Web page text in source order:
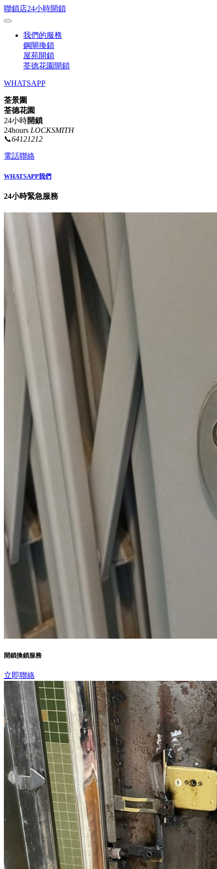
聯鎖店24小時開鎖
我們的服務
鋼閘換鎖
屋苑開鎖
荃德花園開鎖
WHATSAPP
荃景圍
荃德花園
24小時開鎖
24hours LOCKSMITH
📞64121212
電話聯絡
WHATSAPP我們
24小時緊急服務
開鎖換鎖服務
立即聯絡